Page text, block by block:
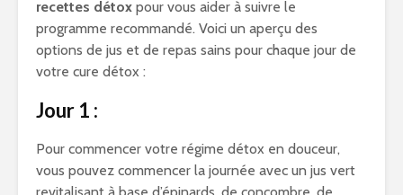
recettes détox pour vous aider à suivre le
programme recommandé. Voici un aperçu des
options de jus et de repas sains pour chaque jour de
votre cure détox :
Jour 1 :
Pour commencer votre régime détox en douceur,
vous pouvez commencer la journée avec un jus vert